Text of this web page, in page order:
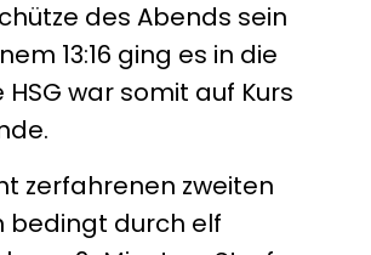
des Abends sein
13:16 ging es in die
HSG war somit auf Kurs
zerfahrenen zweiten
bedingt durch elf